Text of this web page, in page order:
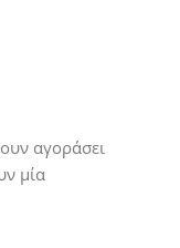
αγοράσει
μία